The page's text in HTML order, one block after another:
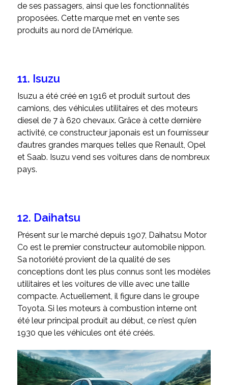
de ses passagers, ainsi que les fonctionnalités
proposées. Cette marque met en vente ses
produits au nord de l’Amérique.
11. Isuzu
Isuzu a été créé en 1916 et produit surtout des
camions, des véhicules utilitaires et des moteurs
diesel de 7 à 620 chevaux. Grâce à cette dernière
activité, ce constructeur japonais est un fournisseur
d’autres grandes marques telles que Renault, Opel
et Saab. Isuzu vend ses voitures dans de nombreux
pays.
12. Daihatsu
Présent sur le marché depuis 1907, Daihatsu Motor
Co est le premier constructeur automobile nippon.
Sa notoriété provient de la qualité de ses
conceptions dont les plus connus sont les modèles
utilitaires et les voitures de ville avec une taille
compacte. Actuellement, il figure dans le groupe
Toyota. Si les moteurs à combustion interne ont
été leur principal produit au début, ce n’est qu’en
1930 que les véhicules ont été créés.